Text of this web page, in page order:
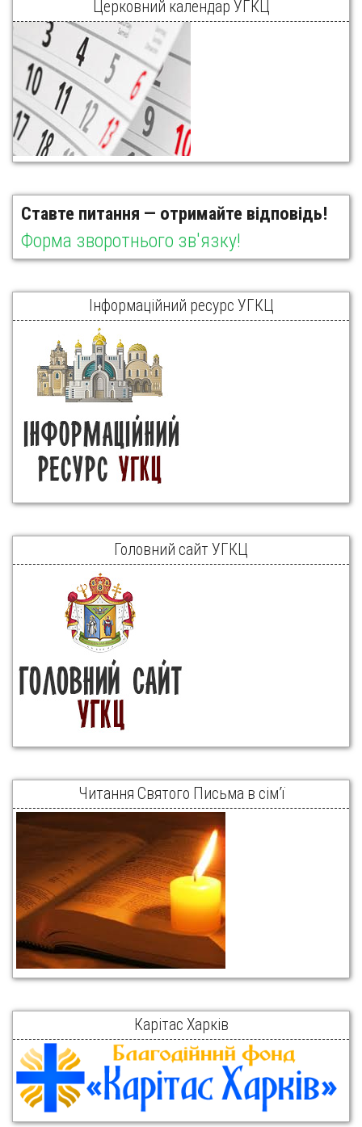
Церковний календар УГКЦ
Ставте питання — отримайте відповідь!
Форма зворотнього зв'язку!
Інформаційний ресурс УГКЦ
Головний сайт УГКЦ
Читання Святого Письма в сім’ї
Карітас Харків